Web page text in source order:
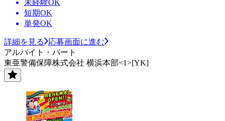
未経験OK
短期OK
単発OK
詳細を見る
応募画面に進む
アルバイト・パート
東亜警備保障株式会社 横浜本部<1>[YK]